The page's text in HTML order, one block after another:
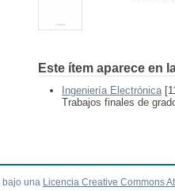
Este ítem aparece en
Ingeniería Electrónica
Trabajos finales de
bajo una Licencia Creative Commons